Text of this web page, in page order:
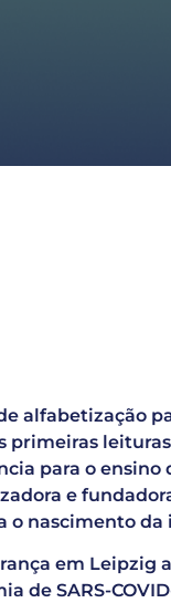
alfabetização
primeiras
para o
e
o nascimento
em Leipzig
de SARS-